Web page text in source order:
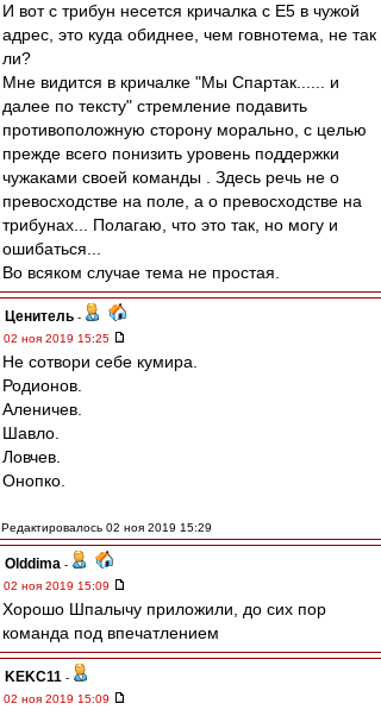
И вот с трибун несется кричалка с Е5 в чужой
адрес, это куда обиднее, чем говнотема, не так
ли?
Мне видится в кричалке "Мы Спартак...... и
далее по тексту" стремление подавить
противоположную сторону морально, с целью
прежде всего понизить уровень поддержки
чужаками своей команды . Здесь речь не о
превосходстве на поле, а о превосходстве на
трибунах... Полагаю, что это так, но могу и
ошибаться...
Во всяком случае тема не простая.
Ценитель -
02 ноя 2019 15:25
Не сотвори себе кумира.
Родионов.
Аленичев.
Шавло.
Ловчев.
Онопко.
Редактировалось 02 ноя 2019 15:29
Olddima -
02 ноя 2019 15:09
Хорошо Шпалычу приложили, до сих пор
команда под впечатлением
KEKC11 -
02 ноя 2019 15:09